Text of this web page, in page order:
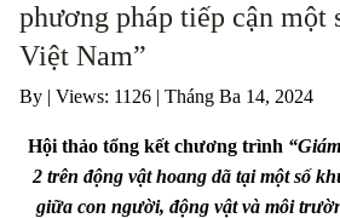
phương pháp tiếp cận một
Việt Nam”
By | Views: 1126 | Tháng Ba 14, 2024
Hội thảo tổng kết chương trình
2 trên động vật hoang dã tại một số
giữa con người, động vật và môi